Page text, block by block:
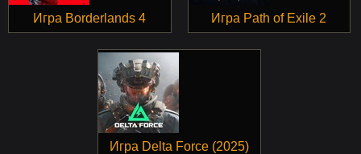
Игра Borderlands 4 Игра Path of Exile 2
Игра Delta Force (2025)